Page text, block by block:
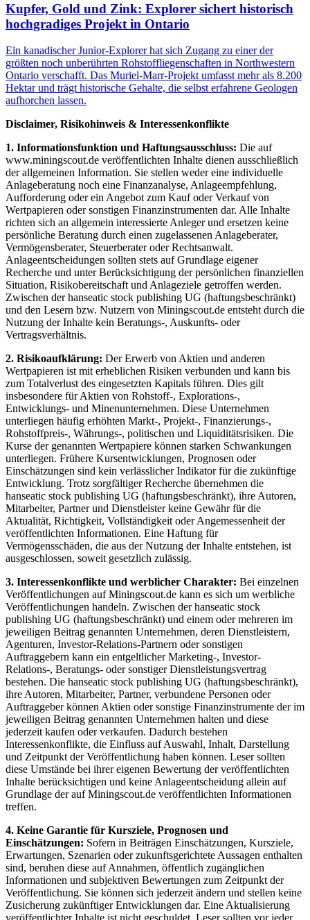
Kupfer, Gold und Zink: Explorer sichert historisch
hochgradiges Projekt in Ontario
Ein kanadischer Junior-Explorer hat sich Zugang zu einer der
größten noch unberührten Rohstoffliegenschaften in Northwestern
Ontario verschafft. Das Muriel-Marr-Projekt umfasst mehr als 8.200
Hektar und trägt historische Gehalte, die selbst erfahrene Geologen
aufhorchen lassen.
Disclaimer, Risikohinweis & Interessenkonflikte
1. Informationsfunktion und Haftungsausschluss: Die auf
www.miningscout.de veröffentlichten Inhalte dienen ausschließlich
der allgemeinen Information. Sie stellen weder eine individuelle
Anlageberatung noch eine Finanzanalyse, Anlageempfehlung,
Aufforderung oder ein Angebot zum Kauf oder Verkauf von
Wertpapieren oder sonstigen Finanzinstrumenten dar. Alle Inhalte
richten sich an allgemein interessierte Anleger und ersetzen keine
persönliche Beratung durch einen zugelassenen Anlageberater,
Vermögensberater, Steuerberater oder Rechtsanwalt.
Anlageentscheidungen sollten stets auf Grundlage eigener
Recherche und unter Berücksichtigung der persönlichen finanziellen
Situation, Risikobereitschaft und Anlageziele getroffen werden.
Zwischen der hanseatic stock publishing UG (haftungsbeschränkt)
und den Lesern bzw. Nutzern von Miningscout.de entsteht durch die
Nutzung der Inhalte kein Beratungs-, Auskunfts- oder
Vertragsverhältnis.
2. Risikoaufklärung: Der Erwerb von Aktien und anderen
Wertpapieren ist mit erheblichen Risiken verbunden und kann bis
zum Totalverlust des eingesetzten Kapitals führen. Dies gilt
insbesondere für Aktien von Rohstoff-, Explorations-,
Entwicklungs- und Minenunternehmen. Diese Unternehmen
unterliegen häufig erhöhten Markt-, Projekt-, Finanzierungs-,
Rohstoffpreis-, Währungs-, politischen und Liquiditätsrisiken. Die
Kurse der genannten Wertpapiere können starken Schwankungen
unterliegen. Frühere Kursentwicklungen, Prognosen oder
Einschätzungen sind kein verlässlicher Indikator für die zukünftige
Entwicklung. Trotz sorgfältiger Recherche übernehmen die
hanseatic stock publishing UG (haftungsbeschränkt), ihre Autoren,
Mitarbeiter, Partner und Dienstleister keine Gewähr für die
Aktualität, Richtigkeit, Vollständigkeit oder Angemessenheit der
veröffentlichten Informationen. Eine Haftung für
Vermögensschäden, die aus der Nutzung der Inhalte entstehen, ist
ausgeschlossen, soweit gesetzlich zulässig.
3. Interessenkonflikte und werblicher Charakter: Bei einzelnen
Veröffentlichungen auf Miningscout.de kann es sich um werbliche
Veröffentlichungen handeln. Zwischen der hanseatic stock
publishing UG (haftungsbeschränkt) und einem oder mehreren im
jeweiligen Beitrag genannten Unternehmen, deren Dienstleistern,
Agenturen, Investor-Relations-Partnern oder sonstigen
Auftraggebern kann ein entgeltlicher Marketing-, Investor-
Relations-, Beratungs- oder sonstiger Dienstleistungsvertrag
bestehen. Die hanseatic stock publishing UG (haftungsbeschränkt),
ihre Autoren, Mitarbeiter, Partner, verbundene Personen oder
Auftraggeber können Aktien oder sonstige Finanzinstrumente der im
jeweiligen Beitrag genannten Unternehmen halten und diese
jederzeit kaufen oder verkaufen. Dadurch bestehen
Interessenkonflikte, die Einfluss auf Auswahl, Inhalt, Darstellung
und Zeitpunkt der Veröffentlichung haben können. Leser sollten
diese Umstände bei ihrer eigenen Bewertung der veröffentlichten
Inhalte berücksichtigen und keine Anlageentscheidung allein auf
Grundlage der auf Miningscout.de veröffentlichten Informationen
treffen.
4. Keine Garantie für Kursziele, Prognosen und
Einschätzungen: Sofern in Beiträgen Einschätzungen, Kursziele,
Erwartungen, Szenarien oder zukunftsgerichtete Aussagen enthalten
sind, beruhen diese auf Annahmen, öffentlich zugänglichen
Informationen und subjektiven Bewertungen zum Zeitpunkt der
Veröffentlichung. Sie können sich jederzeit ändern und stellen keine
Zusicherung zukünftiger Entwicklungen dar. Eine Aktualisierung